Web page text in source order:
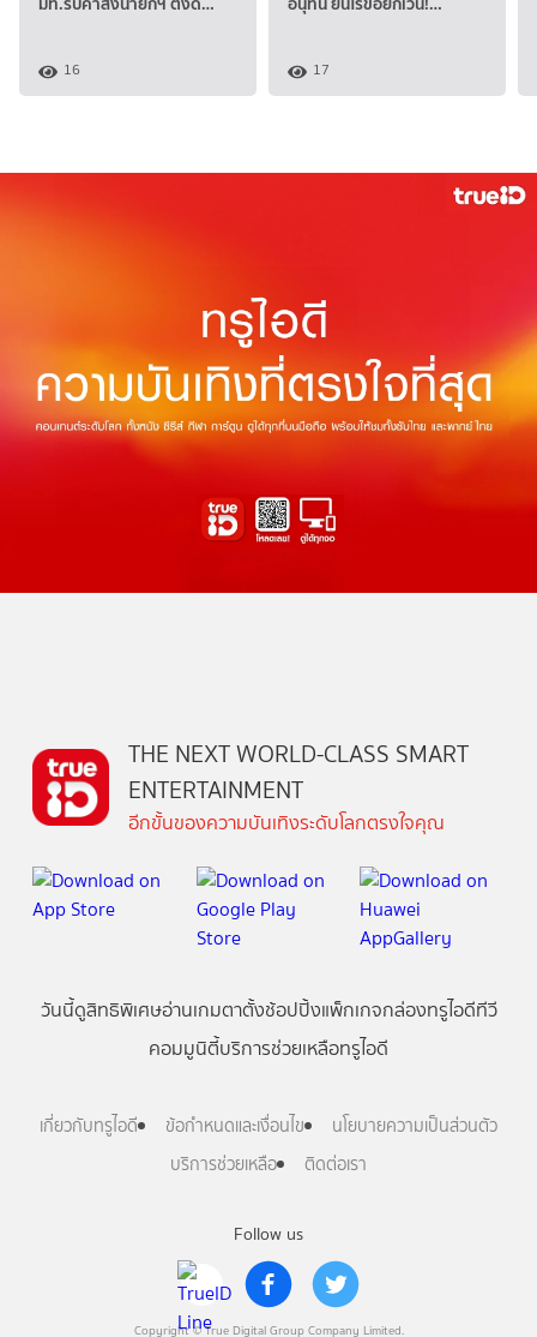
16 17
Follow us
Copyright © True Digital Group Company Limited.
THE NEXT WORLD-CLASS SMART
ENTERTAINMENT
อีกขั้นของความบันเทิงระดับโลกตรงใจคุณ
วันนี้ดูสิทธิพิเศษอ่านเกมตาตั้งช้อปปิ้งแพ็กเกจกล่องทรูไอดีทีวี
คอมมูนิตี้บริการช่วยเหลือทรูไอดี
เกี่ยวกับทรูไอดี ข้อกำหนดและเงื่อนไข
นโยบายความเป็นส่วนตัว
บริการช่วยเหลือ
ติดต่อเรา